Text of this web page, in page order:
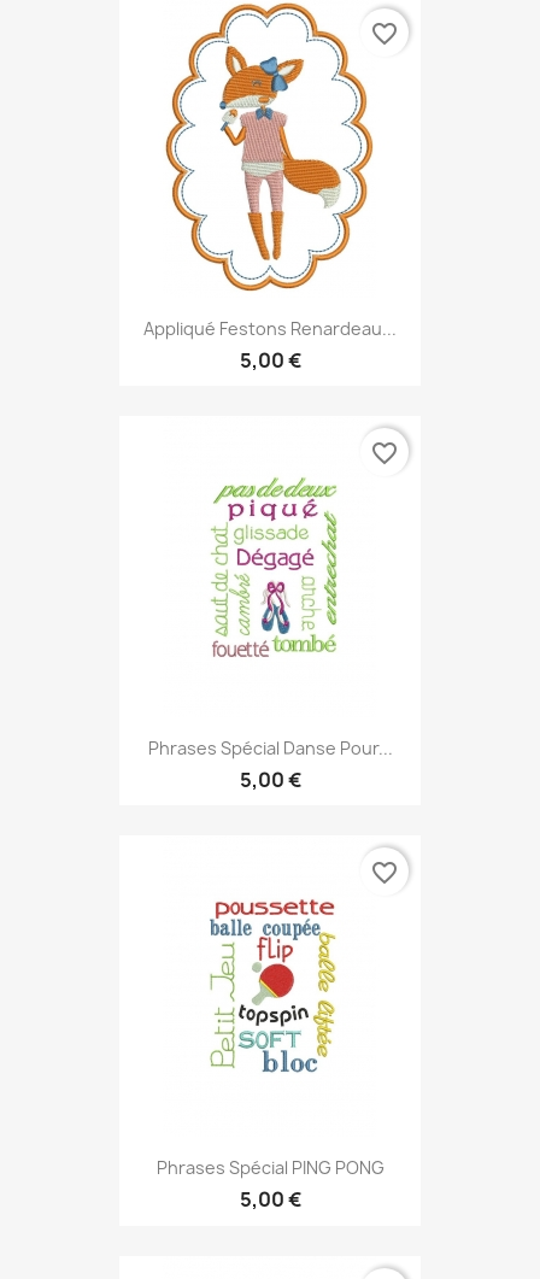
Appliqué Festons Renardeau...
5,00 €
favorite_border
Phrases Spécial Danse Pour...
5,00 €
favorite_border
Phrases Spécial PING PONG
5,00 €
favorite_border